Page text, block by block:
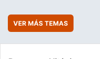
VER MÁS TEMAS